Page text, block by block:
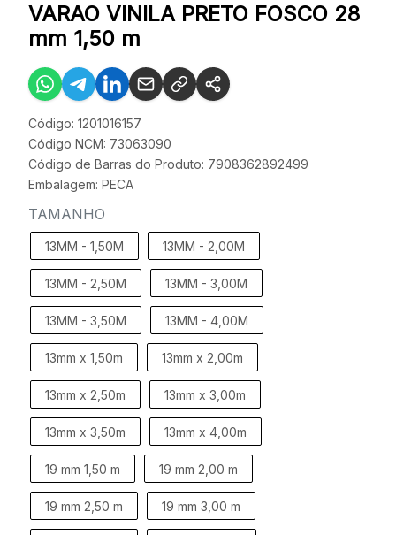
VARAO VINILA PRETO FOSCO 28
mm 1,50 m
Código: 1201016157
Código NCM: 73063090
Código de Barras do Produto: 7908362892499
Embalagem: PECA
TAMANHO
13MM - 1,50M 13MM - 2,00M
13MM - 2,50M 13MM - 3,00M
13MM - 3,50M 13MM - 4,00M
13mm x 1,50m 13mm x 2,00m
13mm x 2,50m 13mm x 3,00m
13mm x 3,50m 13mm x 4,00m
19 mm 1,50 m 19 mm 2,00 m
19 mm 2,50 m 19 mm 3,00 m